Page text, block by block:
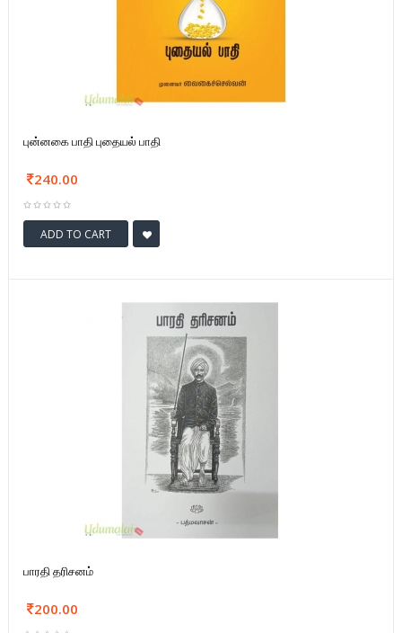
புன்னகை பாதி புதையல் பாதி
240.00
ADD TO CART
பாரதி தரிசனம்
200.00